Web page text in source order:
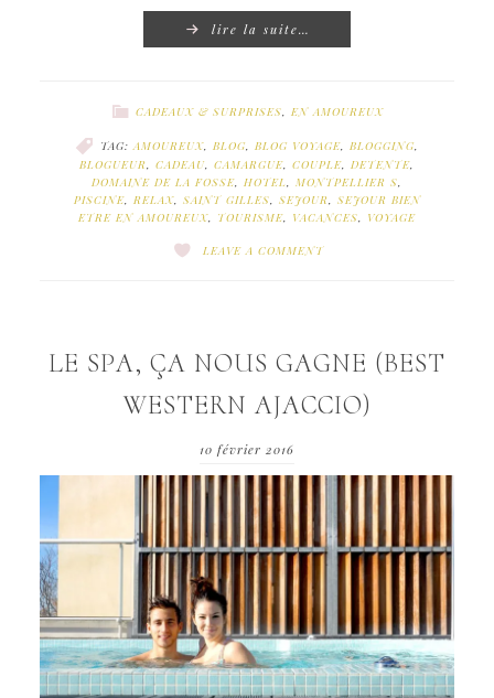
lire la suite…
CADEAUX & SURPRISES EN AMOUREUX
TAG: AMOUREUX BLOG BLOG VOYAGE BLOGGING
BLOGUEUR
CADEAU CAMARGUE COUPLE DETENTE
DOMAINE DE LA FOSSE HOTEL MONTPELLIER S
PISCINE, RELAX, SAINT GILLES SEJOUR
SEJOUR BIEN
ETRE EN AMOUREUX
TOURISME VACANCES VOYAGE
LEAVE A COMMENT
LE SPA, ÇA NOUS GAGNE (BEST
WESTERN AJACCIO)
10 février 2016